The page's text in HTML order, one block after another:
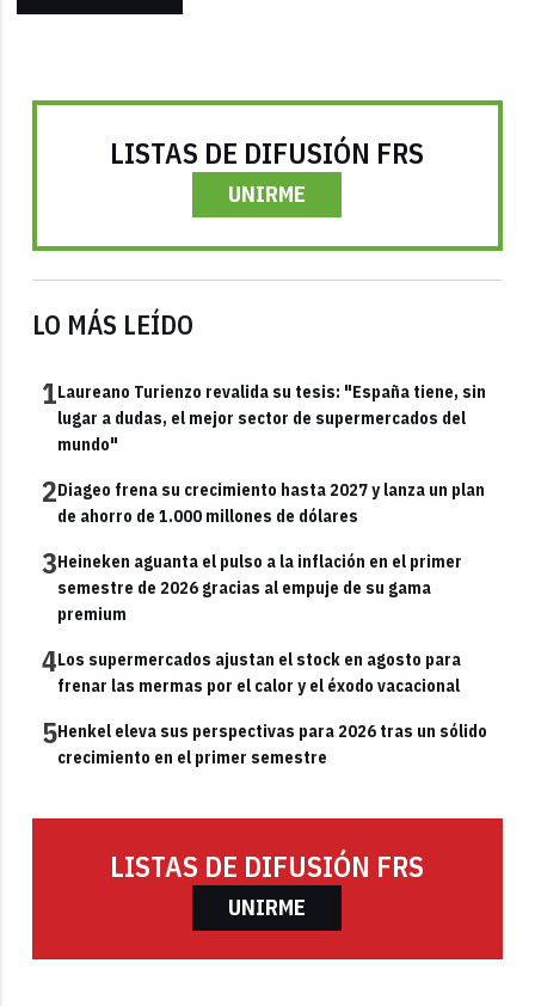
LISTAS DE DIFUSIÓN FRS
UNIRME
LO MÁS LEÍDO
1Laureano Turienzo revalida su tesis: "España tiene, sin
lugar a dudas, el mejor sector de supermercados del
mundo"
2Diageo frena su crecimiento hasta 2027 y lanza un plan
de ahorro de 1.000 millones de dólares
3Heineken aguanta el pulso a la inflación en el primer
semestre de 2026 gracias al empuje de su gama
premium
4Los supermercados ajustan el stock en agosto para
frenar las mermas por el calor y el éxodo vacacional
5Henkel eleva sus perspectivas para 2026 tras un sólido
crecimiento en el primer semestre
LISTAS DE DIFUSIÓN FRS
UNIRME